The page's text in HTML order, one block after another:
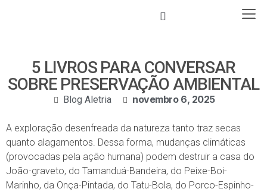
5 LIVROS PARA CONVERSAR
SOBRE PRESERVAÇÃO AMBIENTAL
Blog Aletria novembro 6, 2025
A exploração desenfreada da natureza tanto traz secas
quanto alagamentos. Dessa forma, mudanças climáticas
(provocadas pela ação humana) podem destruir a casa do
João-graveto, do Tamanduá-Bandeira, do Peixe-Boi-
Marinho, da Onça-Pintada, do Tatu-Bola, do Porco-Espinho-